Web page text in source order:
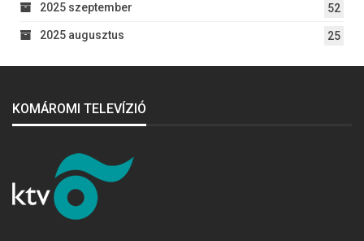
2025 szeptember 52
2025 augusztus 25
KOMÁROMI TELEVÍZIÓ